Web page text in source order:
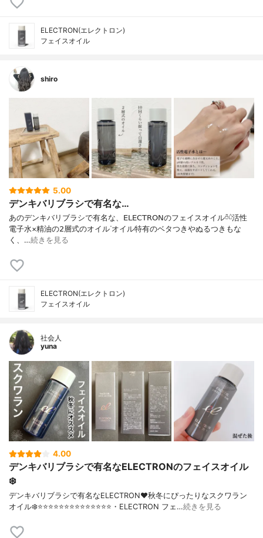
ELECTRON(エレクトロン)
フェイスオイル
shiro
5.00
デンキバリブラシで有名な…
あのデンキバリブラシで有名な、 𝖤𝖫𝖤𝖢𝖳𝖱𝖮𝖭のフェイスオイル𓏊𓏡 活性
電子水×精油の𝟤層式のオイルᐝ オイル特有のベタつきやぬるつきもな
く、 …続きを見る
ELECTRON(エレクトロン)
フェイスオイル
社会人
yuna
4.00
デンキバリブラシで有名なELECTRONのフェイスオイル
❄️
デンキバリブラシで有名なELECTRON❤︎秋冬にぴったりなスクワラン
オイル❄️⭐️⭐️⭐️⭐️⭐️⭐️⭐️⭐️⭐️⭐️⭐️⭐️⭐️⭐️・ELECTRON フェ…続きを見る